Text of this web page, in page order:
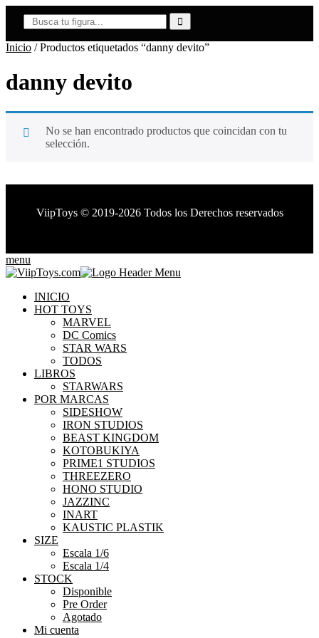
Inicio / Productos etiquetados “danny devito”
danny devito
No se han encontrado productos que coincidan con tu
selección.
ViipToys ©2019-2026Todos los Derechos reservados
menu
INICIO
HOT TOYS
MARVEL
DC Comics
STAR WARS
TODOS
LIBROS
STARWARS
POR MARCAS
SIDESHOW
IRON STUDIOS
BEAST KINGDOM
KOTOBUKIYA
PRIME1 STUDIOS
THREEZERO
HONO STUDIO
JAZZINC
INART
KAUSTIC PLASTIK
SIZE
Escala 1/6
Escala 1/4
STOCK
Disponible
Pre Order
Agotado
Mi cuenta